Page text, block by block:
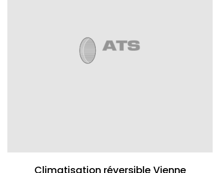
Climatisation réversible Vienne